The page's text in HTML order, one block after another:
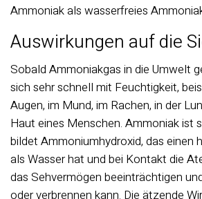
Ammoniak als wasserfreies
Auswirkungen auf die
Sobald Ammoniakgas in die Umwelt
sich sehr schnell mit Feuchtigkeit,
Augen, im Mund, im Rachen, in der
Haut eines Menschen. Ammoniak ist
bildet Ammoniumhydroxid, das einen
als Wasser hat und bei Kontakt die
das Sehvermögen beeinträchtigen
oder verbrennen kann. Die ätzende